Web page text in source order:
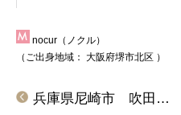
nocur（ノクル）
（ご出身地域： 大阪府堺市北区 ）
兵庫県尼崎市 吹田市｜丈夫で強い鍛造の結婚指輪フィッシャーをご成約いただきました